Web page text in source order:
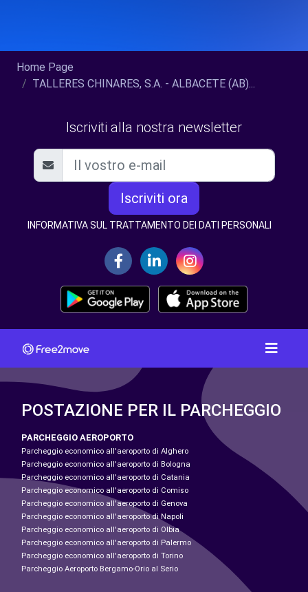
Home Page
TALLERES CHINARES, S.A. - ALBACETE (AB)...
Iscriviti alla nostra newsletter
Iscriviti ora
INFORMATIVA SUL TRATTAMENTO DEI DATI PERSONALI
POSTAZIONE PER IL PARCHEGGIO
PARCHEGGIO AEROPORTO
Parcheggio economico all'aeroporto di Alghero
Parcheggio economico all'aeroporto di Bologna
Parcheggio economico all'aeroporto di Catania
Parcheggio economico all'aeroporto di Comiso
Parcheggio economico all'aeroporto di Genova
Parcheggio economico all'aeroporto di Napoli
Parcheggio economico all'aeroporto di Olbia
Parcheggio economico all'aeroporto di Palermo
Parcheggio economico all'aeroporto di Torino
Parcheggio Aeroporto Bergamo-Orio al Serio